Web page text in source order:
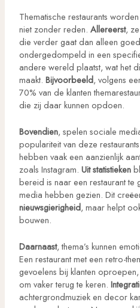
Thematische restaurants
niet zonder reden. Allereerst,
die verder gaat dan alleen
ondergedompeld in een
andere wereld plaatst, wat het
maakt. Bijvoorbeeld, volgens
70% van de klanten
die zij daar kunnen opdoen.
Bovendien, spelen sociale
populariteit van deze
hebben vaak een aanzienlijk
zoals Instagram. Uit statistieken
bereid is naar een restaurant
media hebben gezien. Dit
nieuwsgierigheid, maar helpt
bouwen.
Daarnaast, thema’s kunnen
Een restaurant met een retro-
gevoelens bij klanten
om vaker terug te keren.
achtergrondmuziek en decor